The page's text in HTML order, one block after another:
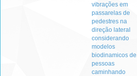
vibrações em
passarelas de
pedestres na
direção lateral
considerando
modelos
biodinamicos de
pessoas
caminhando